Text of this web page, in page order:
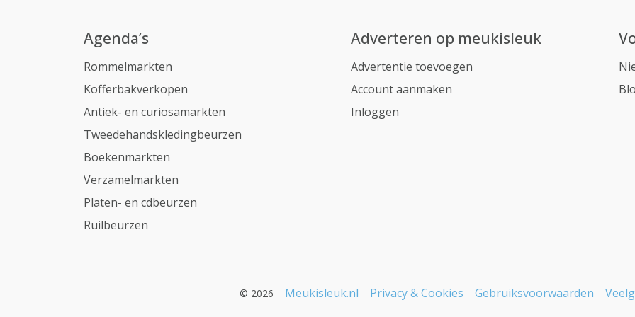
Agenda’s
Rommelmarkten
Kofferbakverkopen
Antiek- en curiosamarkten
Tweedehandskledingbeurzen
Boekenmarkten
Verzamelmarkten
Platen- en cdbeurzen
Ruilbeurzen
Adverteren op meukisleuk
Advertentie toevoegen
Account aanmaken
Inloggen
© 2026 Meukisleuk.nl Privacy & Cookies Gebruiksvoorwaarden